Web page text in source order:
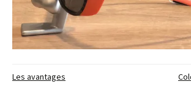
Les avantages